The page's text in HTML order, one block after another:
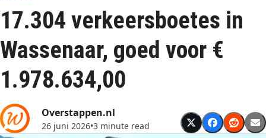
17.304 verkeersboetes in
Wassenaar, goed voor €
1.978.634,00
Overstappen.nl
26 juni 2026•3 minute read